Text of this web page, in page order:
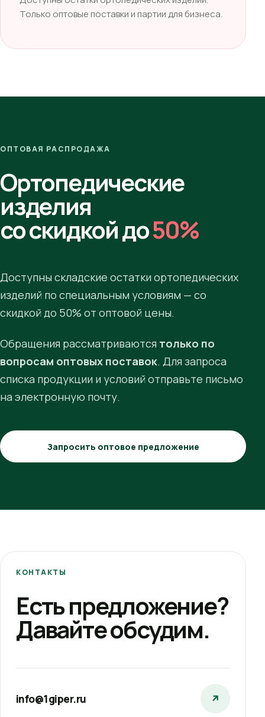
Только оптовые поставки и партии для бизнеса.
ОПТОВАЯ РАСПРОДАЖА
Ортопедические
изделия
со скидкой до50%
Доступны складские остатки ортопедических
изделий по специальным условиям — со
скидкой до 50% от оптовой цены.
Обращения рассматриваются только по
вопросам оптовых поставок. Для запроса
списка продукции и условий отправьте письмо
на электронную почту.
Запросить оптовое предложение
КОНТАКТЫ
Есть предложение?
Давайте обсудим.
info@1giper.ru ↗